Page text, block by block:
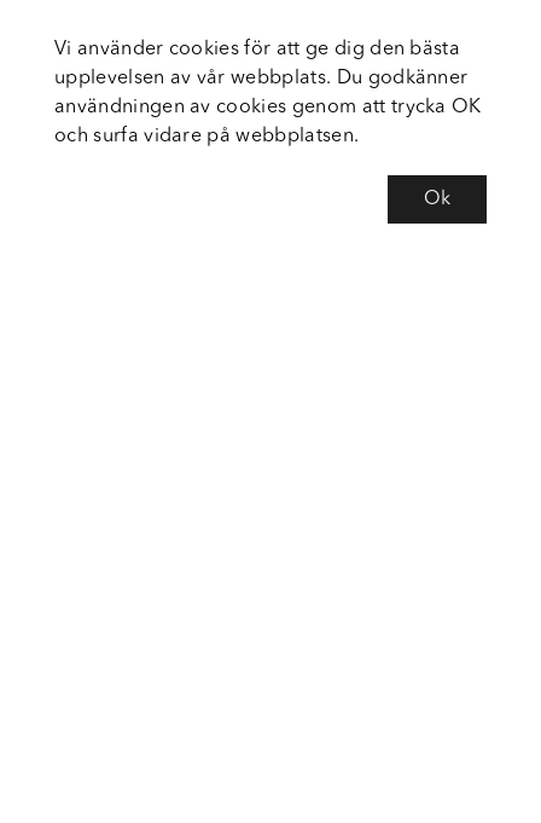
Vi använder cookies för att ge dig den bästa
upplevelsen av vår webbplats. Du godkänner
användningen av cookies genom att trycka OK
och surfa vidare på webbplatsen.
Ok